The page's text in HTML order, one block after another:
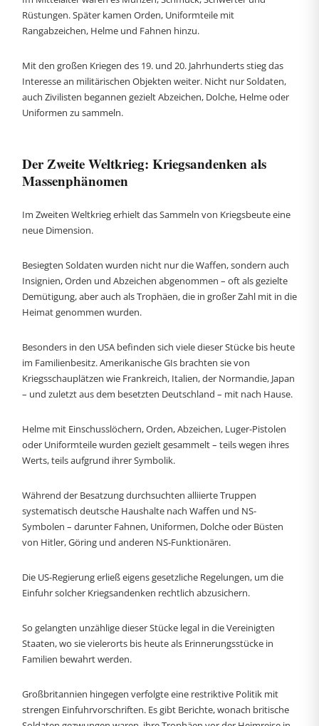
Rüstungen. Später kamen Orden, Uniformteile mit
Rangabzeichen, Helme und Fahnen hinzu.
Mit den großen Kriegen des 19. und 20. Jahrhunderts stieg das
Interesse an militärischen Objekten weiter. Nicht nur Soldaten,
auch Zivilisten begannen gezielt Abzeichen, Dolche, Helme oder
Uniformen zu sammeln.
Der Zweite Weltkrieg: Kriegsandenken als
Massenphänomen
Im Zweiten Weltkrieg erhielt das Sammeln von Kriegsbeute eine
neue Dimension.
Besiegten Soldaten wurden nicht nur die Waffen, sondern auch
Insignien, Orden und Abzeichen abgenommen – oft als gezielte
Demütigung, aber auch als Trophäen, die in großer Zahl mit in die
Heimat genommen wurden.
Besonders in den USA befinden sich viele dieser Stücke bis heute
im Familienbesitz. Amerikanische GIs brachten sie von
Kriegsschauplätzen wie Frankreich, Italien, der Normandie, Japan
– und zuletzt aus dem besetzten Deutschland – mit nach Hause.
Helme mit Einschusslöchern, Orden, Abzeichen, Luger-Pistolen
oder Uniformteile wurden gezielt gesammelt – teils wegen ihres
Werts, teils aufgrund ihrer Symbolik.
Während der Besatzung durchsuchten alliierte Truppen
systematisch deutsche Haushalte nach Waffen und NS-
Symbolen – darunter Fahnen, Uniformen, Dolche oder Büsten
von Hitler, Göring und anderen NS-Funktionären.
Die US-Regierung erließ eigens gesetzliche Regelungen, um die
Einfuhr solcher Kriegsandenken rechtlich abzusichern.
So gelangten unzählige dieser Stücke legal in die Vereinigten
Staaten, wo sie vielerorts bis heute als Erinnerungsstücke in
Familien bewahrt werden.
Großbritannien hingegen verfolgte eine restriktive Politik mit
strengen Einfuhrvorschriften. Es gibt Berichte, wonach britische